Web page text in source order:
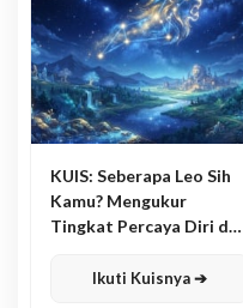
KUIS: Seberapa Leo Sih
Kamu? Mengukur
Tingkat Percaya Diri dan
Ikuti Kuisnya ➔